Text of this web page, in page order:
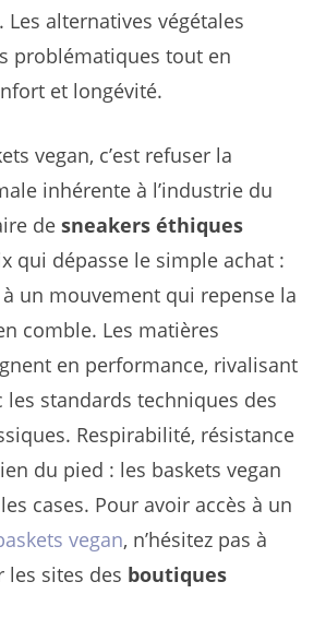
Les alternatives végétales
problématiques tout en
et longévité.
vegan, c’est refuser la
inhérente à l’industrie du
de sneakers éthiques
qui dépasse le simple achat :
un mouvement qui repense la
comble. Les matières
en performance, rivalisant
les standards techniques des
Respirabilité, résistance
du pied : les baskets vegan
cases. Pour avoir accès à un
vegan, n’hésitez pas à
les sites des boutiques